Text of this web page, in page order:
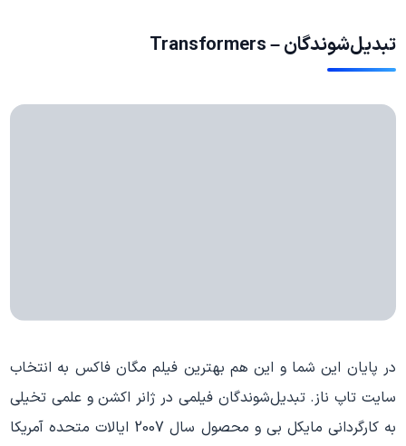
تبدیل‌شوندگان – Transformers
در پایان این شما و این هم بهترین فیلم مگان فاکس به انتخاب
سایت تاپ ناز. تبدیل‌شوندگان فیلمی در ژانر اکشن و علمی تخیلی
به کارگردانی مایکل بی و محصول سال 2007 ایالات متحده آمریکا